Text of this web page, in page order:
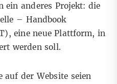
ein anderes Projekt: die
– Handbook
, eine neue Plattform, in
werden soll.
auf der Website seien